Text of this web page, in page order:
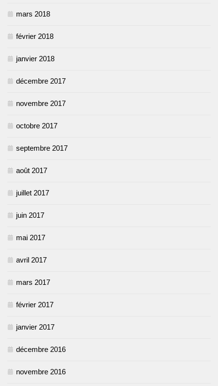
mars 2018
février 2018
janvier 2018
décembre 2017
novembre 2017
octobre 2017
septembre 2017
août 2017
juillet 2017
juin 2017
mai 2017
avril 2017
mars 2017
février 2017
janvier 2017
décembre 2016
novembre 2016